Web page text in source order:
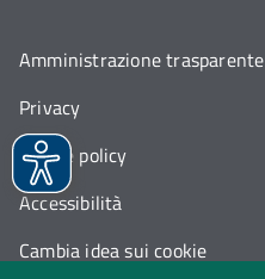
Amministrazione trasparente
Privacy
Cookie policy
Accessibilità
Cambia idea sui cookie